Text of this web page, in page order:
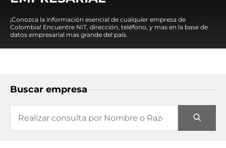
¡Conozca la información esencial de cualquier empresa de
Colombia! Encuentre NIT, dirección, teléfono, y mas en la base de
datos empresarial mas grande del país.
Buscar empresa